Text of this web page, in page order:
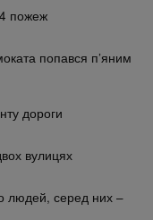
пожеж
попався п’яним
дороги
вулицях
людей, серед них –